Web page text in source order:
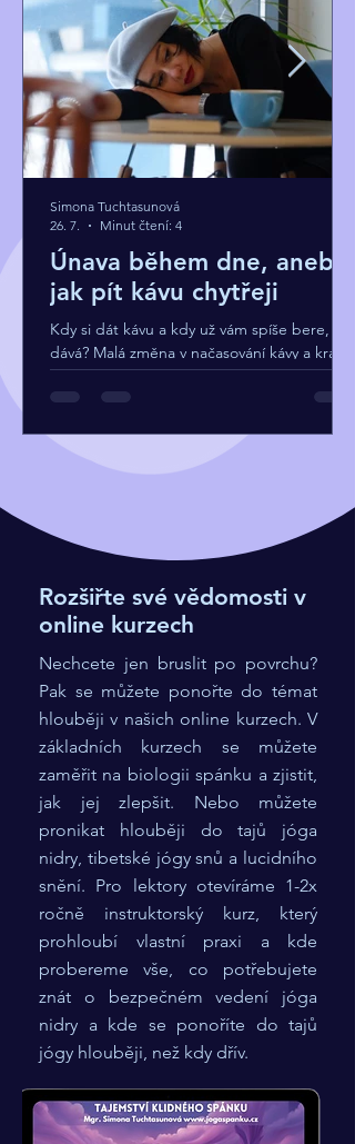
Únava během dne, aneb
jak pít kávu chytřeji
Kdy si dát kávu a kdy už vám spíše bere, než
dává? Malá změna v načasování kávy a krátký
odpočinek během dne mohou výrazně
ovlivnit vaši energii, spánek i celkový pocit
Simona Tuchtasunová
26. 7.
Minut čtení: 4
Rozšiřte své vědomosti v
online kurzech
Nechcete jen bruslit po povrchu?
Pak se můžete ponořte do témat
hlouběji v našich online kurzech. V
základních kurzech se můžete
zaměřit na biologii spánku a zjistit,
jak jej zlepšit. Nebo můžete
pronikat hlouběji do tajů jóga
nidry, tibetské jógy snů a lucidního
snění. Pro lektory otevíráme 1-2x
ročně instruktorský kurz, který
prohloubí vlastní praxi a kde
probereme vše, co potřebujete
znát o bezpečném vedení jóga
nidry a kde se ponoříte do tajů
jógy hlouběji, než kdy dřív.